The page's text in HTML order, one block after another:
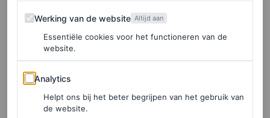
minimalist. En luxe kledingstukken dragen die door je
zussen zijn ontworpen? Dat is toch wel de ultieme
LEES OOK
Waarom minimalistische cool girls ineens
allemaal déze ketting dragen
Werking van de website
Werking van de website Altijd aan
Essentiële cookies voor het functioneren van de
website.
Analytics
Analytics
Helpt ons bij het beter begrijpen van het gebruik van
de website.